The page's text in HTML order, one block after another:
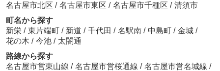
名古屋市北区 / 名古屋市東区 / 名古屋市千種区 / 清須市
町名から探す
新栄 / 東片端町 / 新道 / 千代田 / 名駅南 / 中島町 / 金城 /
花の木 / 今池 / 太閤通
路線から探す
名古屋市営東山線 / 名古屋市営桜通線 / 名古屋市営名城線 /